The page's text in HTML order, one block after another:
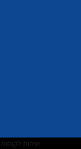
שירות לקוחות